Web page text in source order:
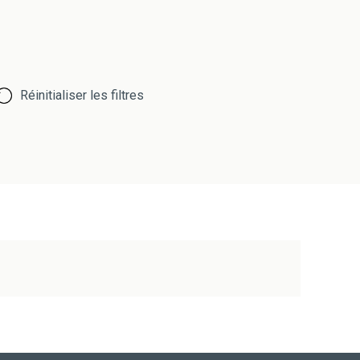
Réinitialiser les filtres